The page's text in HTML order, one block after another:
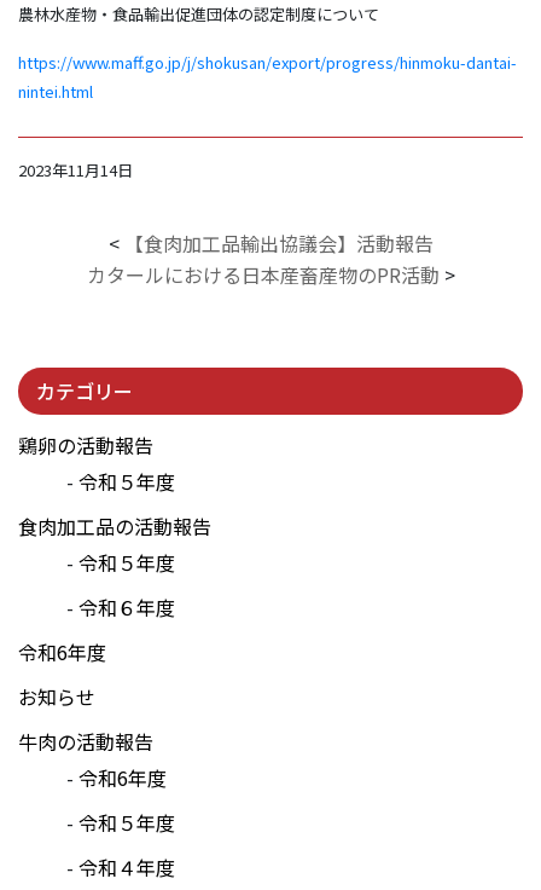
農林水産物・食品輸出促進団体の認定制度について
https://www.maff.go.jp/j/shokusan/export/progress/hinmoku-dantai-
nintei.html
2023年11月14日
< 【食肉加工品輸出協議会】活動報告
カタールにおける日本産畜産物のPR活動 >
カテゴリー
鶏卵の活動報告
令和５年度
食肉加工品の活動報告
令和５年度
令和６年度
令和6年度
お知らせ
牛肉の活動報告
令和6年度
令和５年度
令和４年度